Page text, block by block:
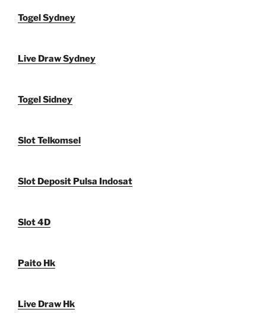
Togel Sydney
Live Draw Sydney
Togel Sidney
Slot Telkomsel
Slot Deposit Pulsa Indosat
Slot 4D
Paito Hk
Live Draw Hk